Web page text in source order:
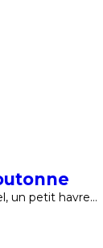
un petit havre…